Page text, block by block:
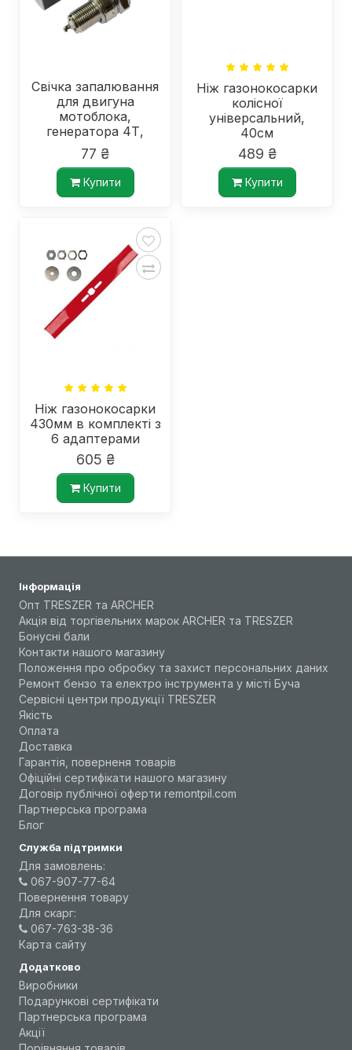
Свічка запалювання
для двигуна
мотоблока,
генератора 4Т,
довга спідниця
RN9YC/BPR6ES
77 ₴
Купити
Ніж газонокосарки
колісної
універсальний,
40см
489 ₴
Купити
Ніж газонокосарки
430мм в комплекті з
6 адаптерами
605 ₴
Купити
Інформація
Опт TRESZER та ARCHER
Акція від торгівельних марок ARCHER та TRESZER
Бонусні бали
Контакти нашого магазину
Положення про обробку та захист персональних даних
Ремонт бензо та електро інструмента у місті Буча
Сервісні центри продукції TRESZER
Якість
Оплата
Доставка
Гарантія, поверненя товарів
Офіційні сертифікати нашого магазину
Договір публічної оферти remontpil.com
Партнерська програма
Блог
Служба підтримки
Для замовлень:
067-907-77-64
Повернення товару
Для скарг:
067-763-38-36
Карта сайту
Додатково
Виробники
Подарункові сертифікати
Партнерська програма
Акції